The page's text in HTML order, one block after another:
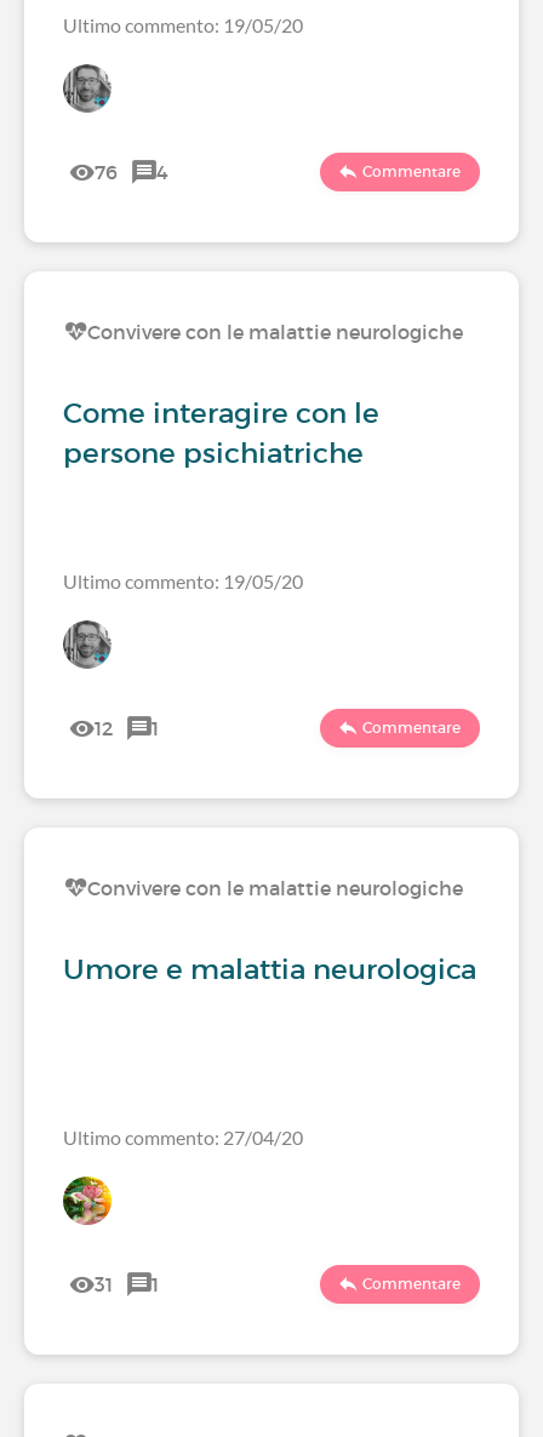
Ultimo commento: 19/05/20
76 4 Commentare
Convivere con le malattie neurologiche
Come interagire con le
persone psichiatriche
Ultimo commento: 19/05/20
12 1 Commentare
Convivere con le malattie neurologiche
Umore e malattia neurologica
Ultimo commento: 27/04/20
31 1 Commentare